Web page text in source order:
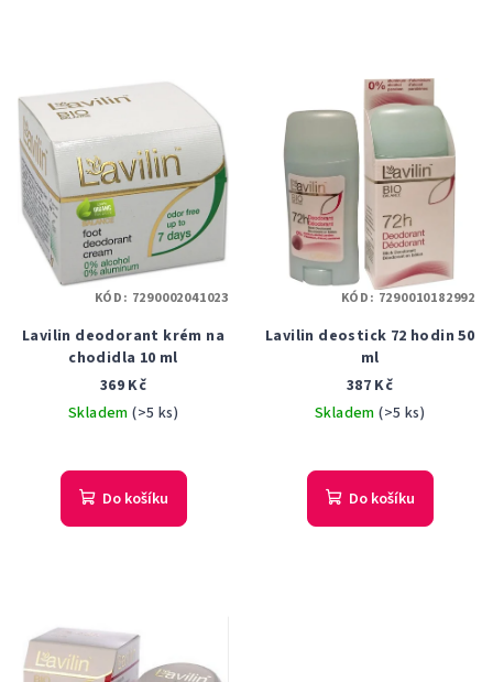
Lavilin deodorant krém na
chodidla 10 ml
369 Kč
Skladem(>5 ks)
Do košíku
KÓD: 7290002041023
Lavilin deostick 72 hodin 50
ml
387 Kč
Skladem(>5 ks)
Do košíku
KÓD: 7290010182992